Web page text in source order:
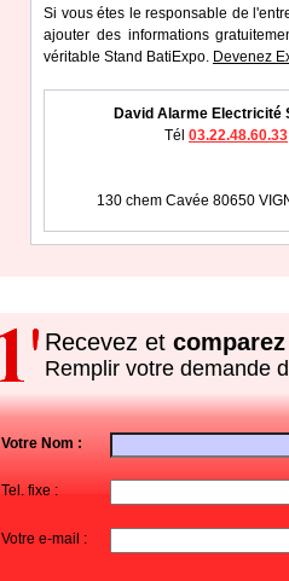
Si vous étes le responsable de
ajouter des informations
véritable Stand BatiExpo. Devenez
David Alarme Electricité
Tél 03.22.48.60.33
130 chem Cavée 80650
Recevez et comparez
Remplir votre demande
Votre Nom :
Tel. fixe :
Votre e-mail :